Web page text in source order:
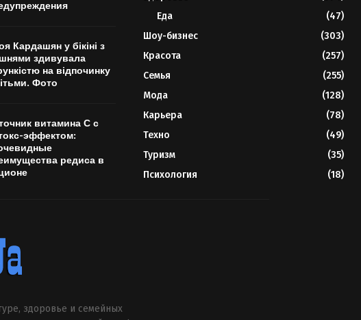
Кардашян у бікіні з
здивувала
на відпочинку
Фото
витамина С с
эффектом:
редиса в
Еда
(47)
Шоу-бизнес
(303)
Красота
(257)
Семья
(255)
Мода
(128)
Карьера
(78)
Техно
(49)
Туризм
(35)
Психология
(18)
здоровье и семейных